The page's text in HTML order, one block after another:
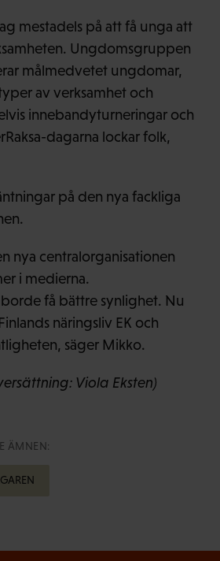
mestadels på att få unga att
Ungdomsgruppen
målmedvetet ungdomar,
av verksamhet och
innebandyturneringar och
dagarna lockar folk,
på den nya fackliga
nya centralorganisationen
i medierna.
få bättre synlighet. Nu
näringsliv EK och
säger Mikko.
Viola Eksten)
ÄMNEN: